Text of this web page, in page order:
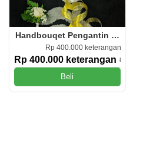
Handbouqet Pengantin (HP.01)
Rp 400.000 keterangan
Rp 400.000 keterangan Rp 550.000
Beli